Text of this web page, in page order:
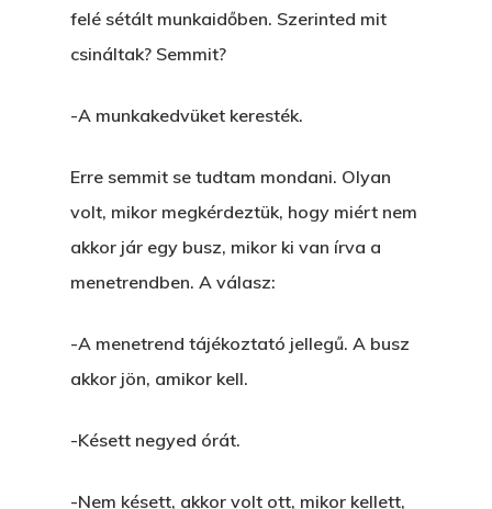
felé sétált munkaidőben. Szerinted mit
csináltak? Semmit?
-A munkakedvüket keresték.
Erre semmit se tudtam mondani. Olyan
volt, mikor megkérdeztük, hogy miért nem
akkor jár egy busz, mikor ki van írva a
menetrendben. A válasz:
-A menetrend tájékoztató jellegű. A busz
akkor jön, amikor kell.
-Késett negyed órát.
-Nem késett, akkor volt ott, mikor kellett,
Hogyan Tudta Feladni
Kartalherczeghy